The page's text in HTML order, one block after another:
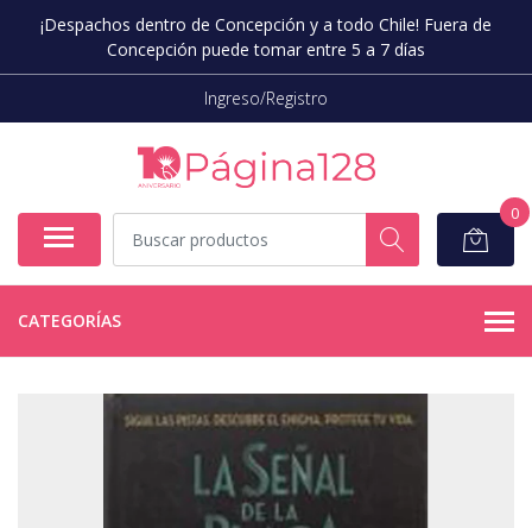
¡Despachos dentro de Concepción y a todo Chile! Fuera de
Concepción puede tomar entre 5 a 7 días
Ingreso/Registro
0
CATEGORÍAS